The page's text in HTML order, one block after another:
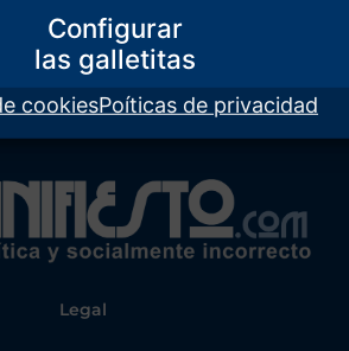
Configurar
cookiesPoíticas de privacidad
Legal